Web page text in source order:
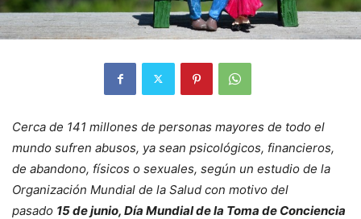
Cerca de 141 millones de personas mayores de todo el
mundo sufren abusos, ya sean psicológicos, financieros,
de abandono, físicos o sexuales, según un estudio de la
Organización Mundial de la Salud con motivo del
pasado 15 de junio, Día Mundial de la Toma de Conciencia